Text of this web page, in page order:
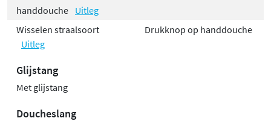
handdouche Uitleg
Wisselen straalsoort
Uitleg
Drukknop op handdouche
Glijstang
Met glijstang
Doucheslang